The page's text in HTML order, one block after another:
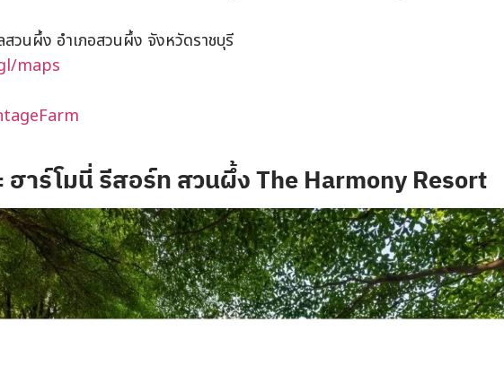
วนผึ้ง อำเภอสวนผึ้ง จังหวัดราชบุรี
maps
ฮาร์โมนี่ รีสอร์ท สวนผึ้ง The Harmony Resort